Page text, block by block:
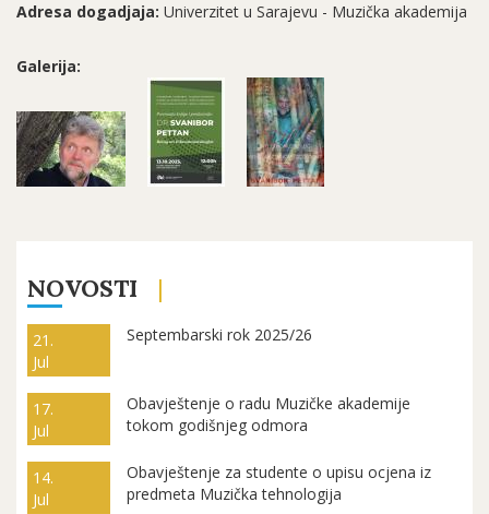
Adresa dogadjaja: Univerzitet u Sarajevu - Muzička akademija
Galerija:
NOVOSTI
21.
Jul
Septembarski rok 2025/26
17.
Jul
Obavještenje o radu Muzičke akademije
tokom godišnjeg odmora
14.
Jul
Obavještenje za studente o upisu ocjena iz
predmeta Muzička tehnologija